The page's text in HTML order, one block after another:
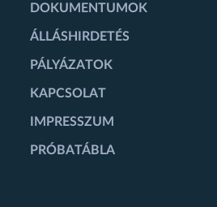
DOKUMENTUMOK
ÁLLÁSHIRDETÉS
PÁLYÁZATOK
KAPCSOLAT
IMPRESSZUM
PRÓBATÁBLA